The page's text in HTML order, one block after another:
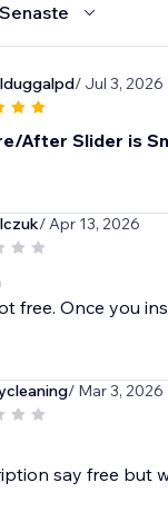
Senaste
/ Jul 3, 2026
After Slider is
/ Apr 13, 2026
free. Once you
/ Mar 3, 2026
say free but